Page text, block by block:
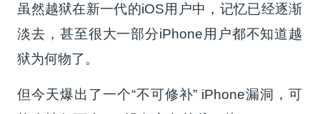
虽然越狱在新一代的iOS用户中，记忆已经逐渐
淡去，甚至很大一部分iPhone用户都不知道越
狱为何物了。
但今天爆出了一个“不可修补” iPhone漏洞，可